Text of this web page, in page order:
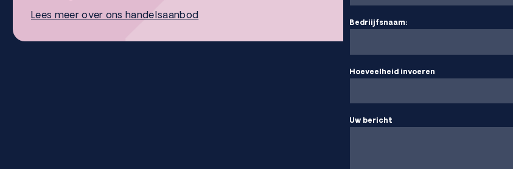
Lees meer over ons handelsaanbod
Bedriijfsnaam:
Hoeveelheid invoeren
Uw bericht